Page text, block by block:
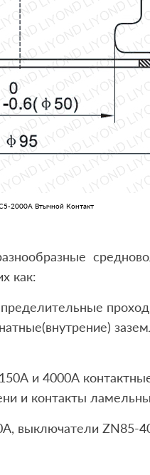
2000A Втычной Контакт
как:
и 4000А
и контакты
выключатели ZN85-